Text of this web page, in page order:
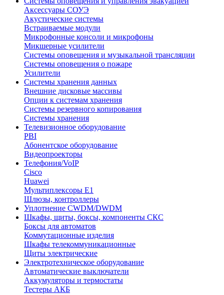
Аксессуары СОУЭ
Акустические системы
Встраиваемые модули
Микрофонные консоли и микрофоны
Микшерные усилители
Системы оповещения и музыкальной трансляции
Системы оповещения о пожаре
Усилители
Системы хранения данных
Внешние дисковые массивы
Опции к системам хранения
Системы резервного копирования
Системы хранения
Телевизионное оборудование
PBI
Абонентское оборудование
Видеопроекторы
Телефония/VoIP
Cisco
Huawei
Мультиплексоры E1
Шлюзы, контроллеры
Уплотнение CWDM/DWDM
Шкафы, щиты, боксы, компоненты СКС
Боксы для автоматов
Коммутационные изделия
Шкафы телекоммуникационные
Щиты электрические
Электротехническое оборудование
Автоматические выключатели
Аккумуляторы и термостаты
Тестеры АКБ